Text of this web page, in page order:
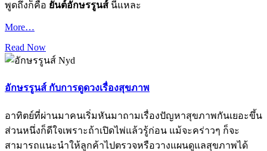
พูดถึงก็คือ ยันต์อักษรรูนส์ นี่แหละ
More…
Read Now
อักษรรูนส์ กับการดูดวงเรื่องสุขภาพ
อาทิตย์ที่ผ่านมาคนเริ่มหันมาถามเรื่องปัญหาสุขภาพกันเยอะขึ้น
ส่วนหนึ่งก็ดีใจเพราะถ้าเปิดไพ่แล้วรู้ก่อน แม้จะคร่าวๆ ก็จะ
สามารถแนะนำให้ลูกค้าไปตรวจหรือวางแผนดูแลสุขภาพได้